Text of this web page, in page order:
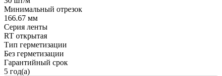
Минимальный отрезок
166.67 мм
Серия ленты
RT открытая
Тип герметизации
Без герметизации
Гарантийный срок
5 год(а)